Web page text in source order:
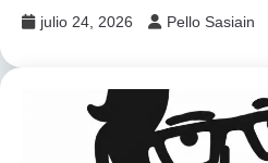
julio 24, 2026 Pello Sasiain